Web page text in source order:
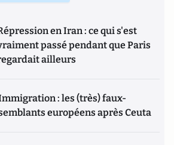
en Iran : ce qui s'est
passé pendant que Paris
ailleurs
: les (très) faux-
européens après Ceuta